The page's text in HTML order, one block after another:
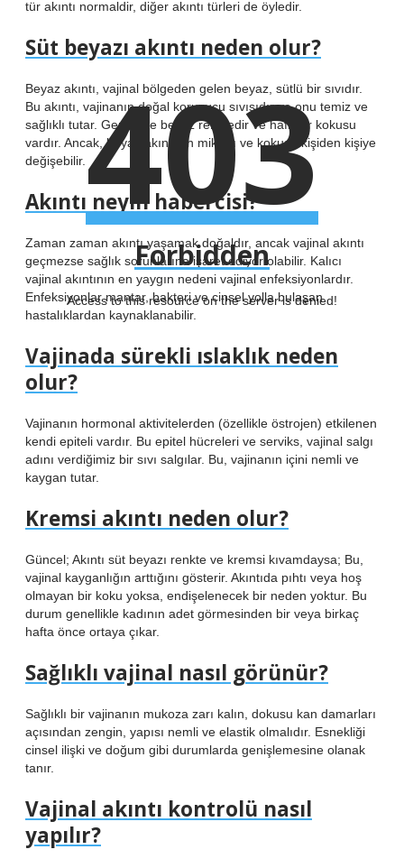
tür akıntı normaldir, diğer akıntı türleri de öyledir.
Süt beyazı akıntı neden olur?
Beyaz akıntı, vajinal bölgeden gelen beyaz, sütlü bir sıvıdır.
Bu akıntı, vajinanın doğal koruyucu sıvısıdır ve onu temiz ve
sağlıklı tutar. Genellikle beyaz renktedir ve hafif bir kokusu
vardır. Ancak, beyaz akıntının miktarı ve kokusu kişiden kişiye
değişebilir.
Akıntı neyin habercisi?
Zaman zaman akıntı yaşamak doğaldır, ancak vajinal akıntı
geçmezse sağlık sorunlarına işaret ediyor olabilir. Kalıcı
vajinal akıntının en yaygın nedeni vajinal enfeksiyonlardır.
Enfeksiyonlar mantar, bakteri ve cinsel yolla bulaşan
hastalıklardan kaynaklanabilir.
Vajinada sürekli ıslaklık neden
olur?
Vajinanın hormonal aktivitelerden (özellikle östrojen) etkilenen
kendi epiteli vardır. Bu epitel hücreleri ve serviks, vajinal salgı
adını verdiğimiz bir sıvı salgılar. Bu, vajinanın içini nemli ve
kaygan tutar.
Kremsi akıntı neden olur?
Güncel; Akıntı süt beyazı renkte ve kremsi kıvamdaysa; Bu,
vajinal kayganlığın arttığını gösterir. Akıntıda pıhtı veya hoş
olmayan bir koku yoksa, endişelenecek bir neden yoktur. Bu
durum genellikle kadının adet görmesinden bir veya birkaç
hafta önce ortaya çıkar.
Sağlıklı vajinal nasıl görünür?
Sağlıklı bir vajinanın mukoza zarı kalın, dokusu kan damarları
açısından zengin, yapısı nemli ve elastik olmalıdır. Esnekliği
cinsel ilişki ve doğum gibi durumlarda genişlemesine olanak
tanır.
Vajinal akıntı kontrolü nasıl
yapılır?
403
Forbidden
Access to this resource on the server is denied!